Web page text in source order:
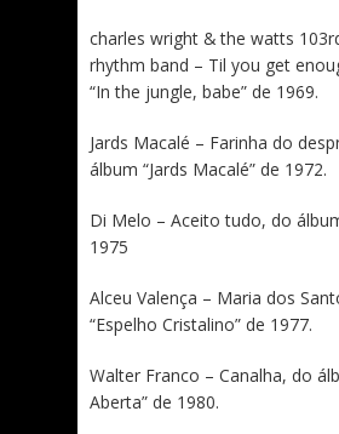
charles wright & the watts
rhythm band – Til you get
“In the jungle, babe” de 1969.
Jards Macalé – Farinha do
álbum “Jards Macalé” de 1972.
Di Melo – Aceito tudo, do
1975
Alceu Valença – Maria dos
“Espelho Cristalino” de 1977.
Walter Franco – Canalha, do
Aberta” de 1980.